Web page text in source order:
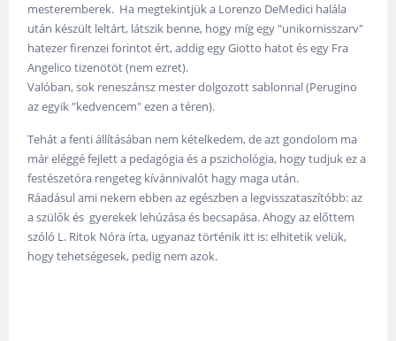
mesteremberek. Ha megtekintjük a Lorenzo DeMedici halála
után készült leltárt, látszik benne, hogy míg egy "unikornisszarv"
hatezer firenzei forintot ért, addig egy Giotto hatot és egy Fra
Angelico tizenötöt (nem ezret).
Valóban, sok reneszánsz mester dolgozott sablonnal (Perugino
az egyik "kedvencem" ezen a téren).
Tehát a fenti állításában nem kételkedem, de azt gondolom ma
már eléggé fejlett a pedagógia és a pszichológia, hogy tudjuk ez a
festészetóra rengeteg kívánnivalót hagy maga után.
Ráadásul ami nekem ebben az egészben a legvisszataszítóbb: az
a szülők és gyerekek lehúzása és becsapása. Ahogy az előttem
szóló L. Ritok Nóra írta, ugyanaz történik itt is: elhitetik velük,
hogy tehetségesek, pedig nem azok.